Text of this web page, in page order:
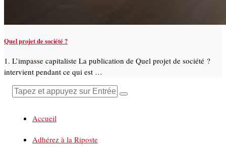
Quel projet de société ?
1. L’impasse capitaliste La publication de Quel projet de société ?
intervient pendant ce qui est …
Accueil
Adhérez à la Riposte